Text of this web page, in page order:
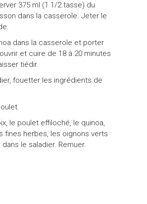
375 ml (1 1/2 tasse) du
dans la casserole. Jeter le
dans la casserole et porter
et cuire de 18 à 20 minutes
tiédir.
fouetter les ingrédients de
le poulet effiloché, le quinoa,
fines herbes, les oignons verts
le saladier. Remuer.